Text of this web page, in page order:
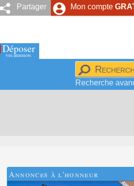
Mon compte
Partager
Déposer
vos annonces
Recherche
Annonces à l'honneur